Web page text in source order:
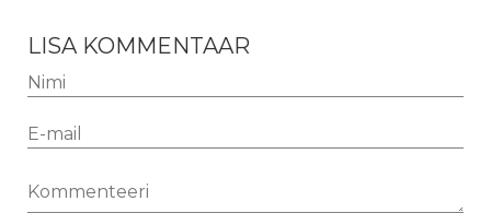
LISA KOMMENTAAR